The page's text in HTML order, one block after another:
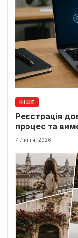
ІНШЕ
Реєстрація
процес та
7 Липня, 2026